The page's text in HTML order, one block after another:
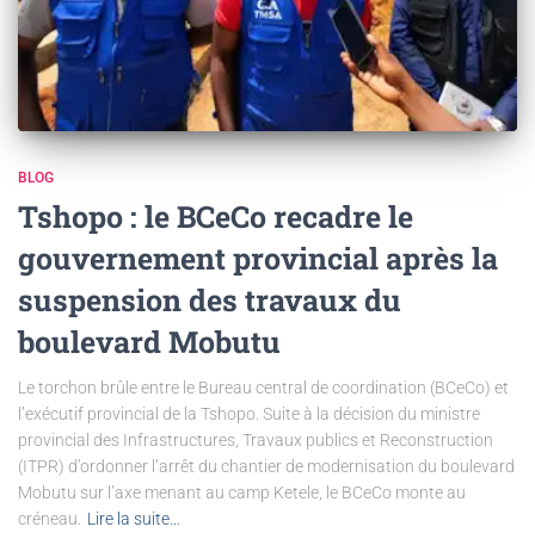
BLOG
Tshopo : le BCeCo recadre le
gouvernement provincial après la
suspension des travaux du
boulevard Mobutu
Le torchon brûle entre le Bureau central de coordination (BCeCo) et
l’exécutif provincial de la Tshopo. Suite à la décision du ministre
provincial des Infrastructures, Travaux publics et Reconstruction
(ITPR) d’ordonner l’arrêt du chantier de modernisation du boulevard
Mobutu sur l’axe menant au camp Ketele, le BCeCo monte au
créneau. Lire la suite…